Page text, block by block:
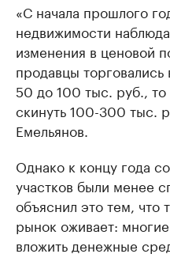
«С начала прошлого
недвижимости
изменения в ценовой
продавцы
50 до 100 тыс. руб.,
скинуть 100-300 тыс.
Емельянов.
Однако к концу года
участков были менее
объяснил это тем, что
рынок оживает:
вложить денежные